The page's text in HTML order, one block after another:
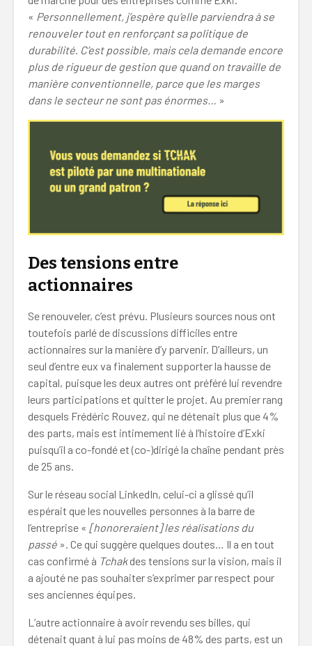
« Personnellement, j’espère qu’elle parviendra à se
renouveler tout en renforçant sa politique de
durabilité. C’est possible, mais cela demande encore
plus de rigueur de gestion que quand on travaille de
manière conventionnelle, parce que les marges
dans le secteur ne sont pas énormes… »
Des tensions entre
actionnaires
Se renouveler, c’est prévu. Plusieurs sources nous ont
toutefois parlé de discussions difficiles entre
actionnaires sur la manière d’y parvenir. D’ailleurs, un
seul d’entre eux va finalement supporter la hausse de
capital, puisque les deux autres ont préféré lui revendre
leurs participations et quitter le projet. Au premier rang
desquels Frédéric Rouvez, qui ne détenait plus que 4%
des parts, mais est intimement lié à l’histoire d’Exki
puisqu’il a co-fondé et (co-)dirigé la chaîne pendant près
de 25 ans.
Sur le réseau social LinkedIn, celui-ci a glissé qu’il
espérait que les nouvelles personnes à la barre de
l’entreprise « [honoreraient] les réalisations du
passé ». Ce qui suggère quelques doutes… Il a en tout
cas confirmé à Tchakdes tensions sur la vision, mais il
a ajouté ne pas souhaiter s’exprimer par respect pour
ses anciennes équipes.
L’autre actionnaire à avoir revendu ses billes, qui
détenait quant à lui pas moins de 48% des parts, est un